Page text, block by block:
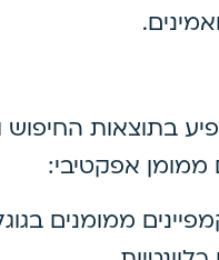
בתוצאות החיפוש
ממומן אפקטיבי:
ממומנים